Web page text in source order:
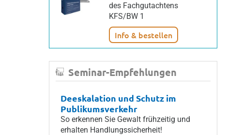
des Fachgutachtens
KFS/BW 1
Info & bestellen
Seminar-Empfehlungen
Deeskalation und Schutz im
Publikumsverkehr
So erkennen Sie Gewalt frühzeitig und
erhalten Handlungssicherheit!